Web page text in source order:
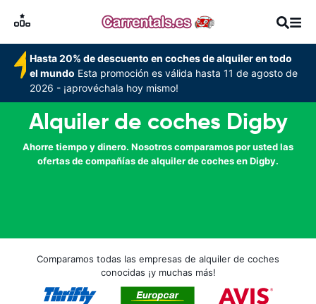
Hasta 20% de descuento en coches de alquiler en todo
el mundo Esta promoción es válida hasta 11 de agosto de
2026 - ¡aprovéchala hoy mismo!
Alquiler de coches Digby
Ahorre tiempo y dinero. Nosotros comparamos por usted las
ofertas de compañías de alquiler de coches en Digby.
Comparamos todas las empresas de alquiler de coches
conocidas ¡y muchas más!